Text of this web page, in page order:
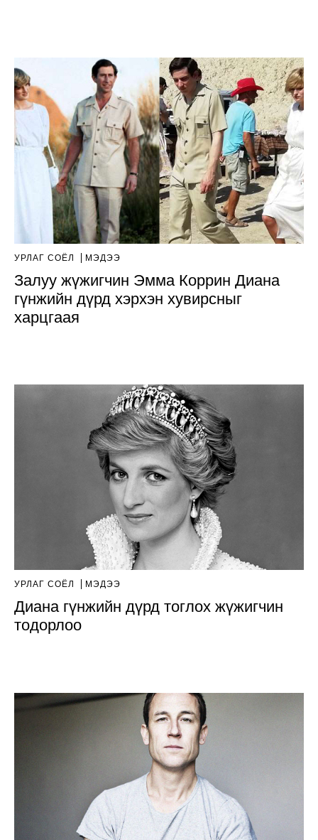
УРЛАГ СОЁЛ МЭДЭЭ
Залуу жүжигчин Эмма Коррин Диана
гүнжийн дүрд хэрхэн хувирсныг
харцгаая
УРЛАГ СОЁЛ МЭДЭЭ
Диана гүнжийн дүрд тоглох жүжигчин
тодорлоо